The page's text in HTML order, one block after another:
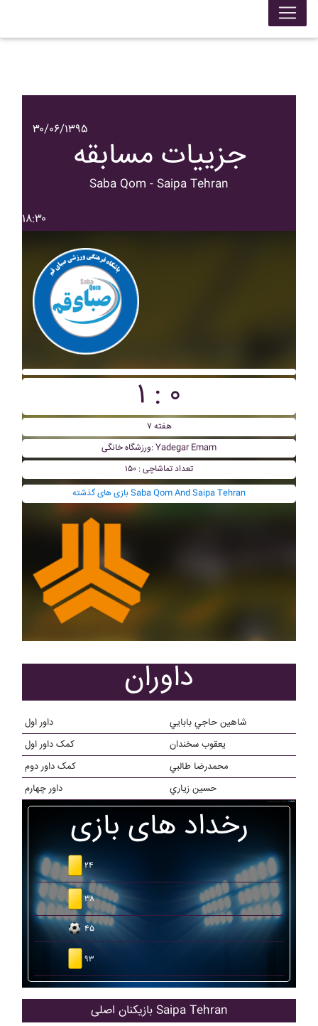
۳۰/۰۶/۱۳۹۵
جزییات مسابقه
Saba Qom - Saipa Tehran
۱۸:۳۰
۱ : ۰
هفته ۷
ورزشگاه خانگی: Yadegar Emam
تعداد تماشاچی : ۱۵۰
بازی های گذشته Saba Qom And Saipa Tehran
داوران
داور اول
شاهين حاجي بابايي
کمک داور اول
يعقوب سخندان
کمک داور دوم
محمدرضا طالبي
داور چهارم
حسين زياري
رخداد های بازی
۲۴
۳۸
۴۵
۹۳
بازیکنان اصلی Saipa Tehran